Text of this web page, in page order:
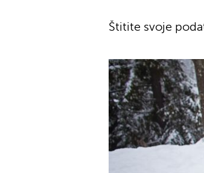
Štitite svoje